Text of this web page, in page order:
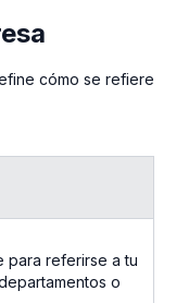
cómo se refiere
para referirse a tu
o